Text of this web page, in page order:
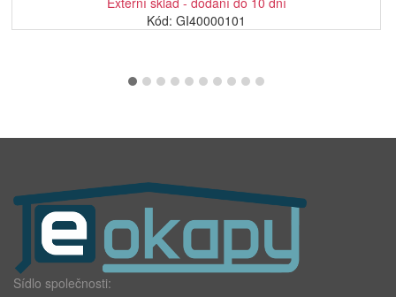
Kód: GI40000101
Sídlo společnosti: